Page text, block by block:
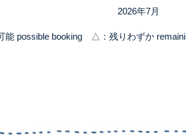
2026年7月
能 possible booking △：残りわずか